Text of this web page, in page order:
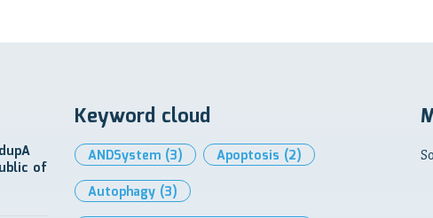
of
Keyword cloud
ANDSystem (3) Apoptosis (2)
Autophagy (3)